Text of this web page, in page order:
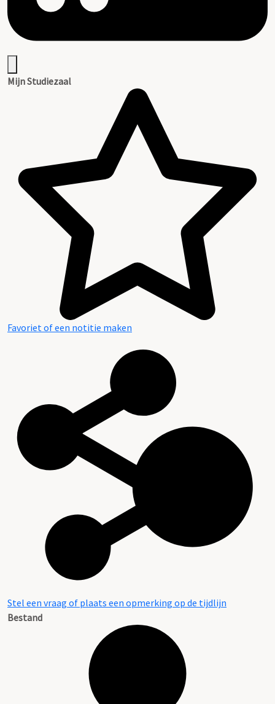
Mijn Studiezaal
Favoriet of een notitie maken
Stel een vraag of plaats een opmerking op de tijdlijn
Bestand